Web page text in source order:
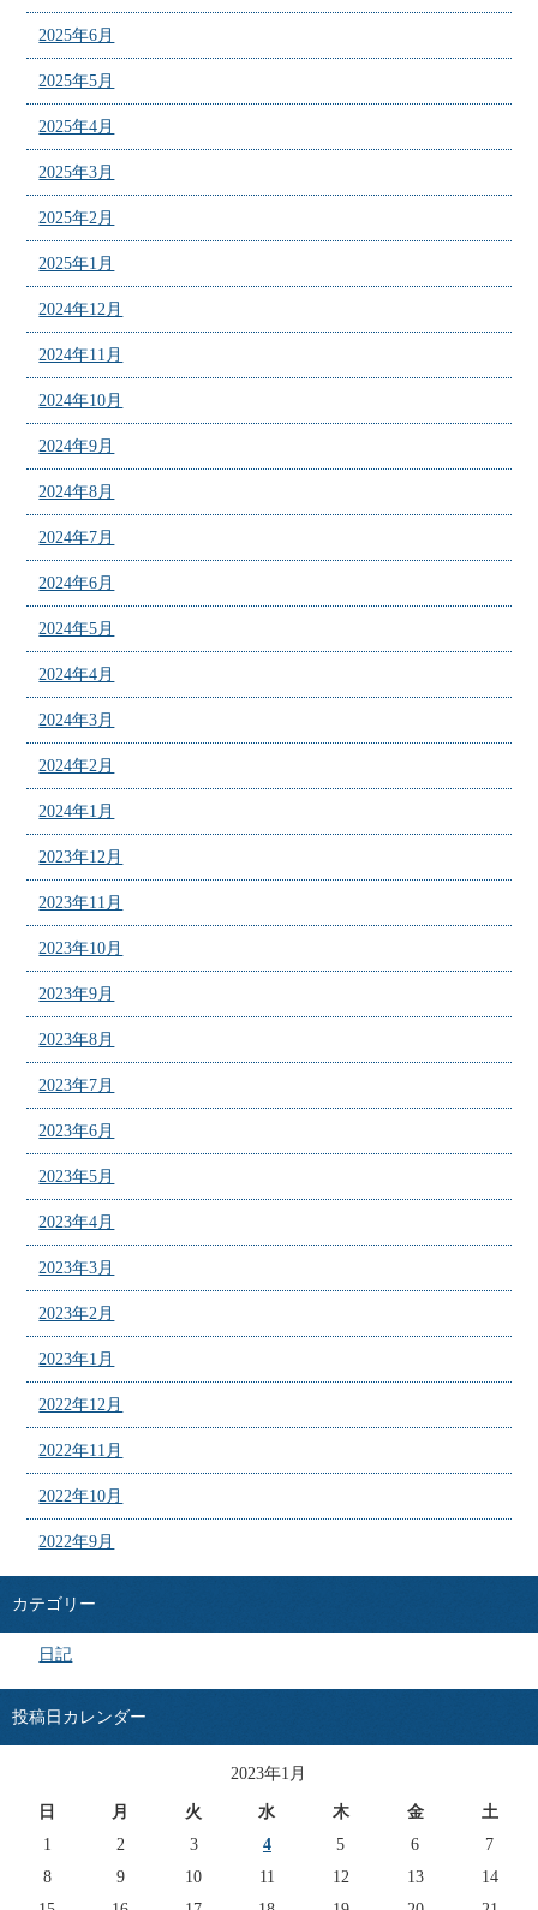
2025年6月
2025年5月
2025年4月
2025年3月
2025年2月
2025年1月
2024年12月
2024年11月
2024年10月
2024年9月
2024年8月
2024年7月
2024年6月
2024年5月
2024年4月
2024年3月
2024年2月
2024年1月
2023年12月
2023年11月
2023年10月
2023年9月
2023年8月
2023年7月
2023年6月
2023年5月
2023年4月
2023年3月
2023年2月
2023年1月
2022年12月
2022年11月
2022年10月
2022年9月
カテゴリー
日記
投稿日カレンダー
2023年1月
日 月 火 水 木 金
土
1
2 3 4 5 6
7
8
9 10 11 12 13
14